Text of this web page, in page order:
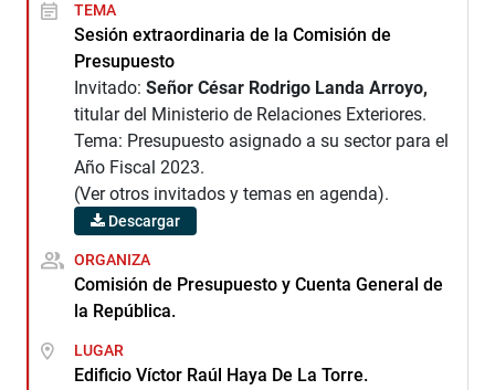
TEMA
Sesión extraordinaria de la Comisión de
Presupuesto
Invitado: Señor César Rodrigo Landa Arroyo,
titular del Ministerio de Relaciones Exteriores.
Tema: Presupuesto asignado a su sector para el
Año Fiscal 2023.
(Ver otros invitados y temas en agenda).
Descargar
ORGANIZA
Comisión de Presupuesto y Cuenta General de
la República.
LUGAR
Edificio Víctor Raúl Haya De La Torre.